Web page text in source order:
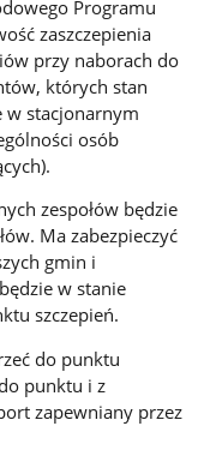
Programu
zaszczepienia
przy naborach do
których stan
w stacjonarnym
osób
zespołów będzie
Ma zabezpieczyć
gmin i
w stanie
szczepień.
do punktu
punktu i z
zapewniany przez